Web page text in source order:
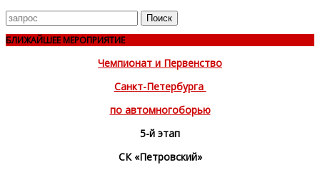
Поиск
для
БЛИЖАЙШЕЕ МЕРОПРИЯТИЕ
Чемпионат и Первенство
Санкт-Петербурга
по автомногоборью
5-й этап
СК «Петровский»